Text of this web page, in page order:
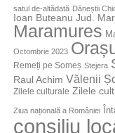
satul de-altădată Dăneștii
Ioan Buteanu Jud.
Maramures
Octombrie 2023
Remeți pe Someș Stejera
Raul Achim Vălenii
Zilele culturale Zilele
Ziua națională a României
consiliu